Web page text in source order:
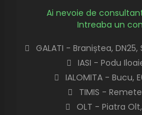
Ai nevoie de
Intreaba un
GALATI - Braniștea,
IASI - Podu
IALOMITA - Bucu,
TIMIS -
OLT - Piatra